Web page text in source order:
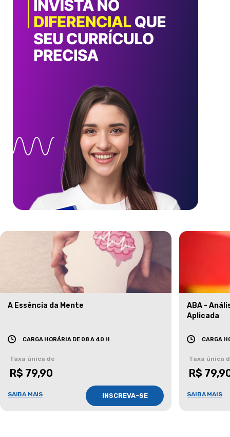
A Essência da Mente
CARGA HORÁRIA DE 08 A 40 H
Taxa única de
R$ 79,90
SAIBA MAIS INSCREVA-SE
ABA -
Aplicada
CARGA
Taxa única
R$
SAIBA MAIS